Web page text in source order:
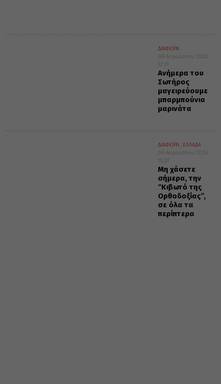
ΔΙΑΦΟΡΑ
06 Αυγούστου 2026
12:31
Ανήμερα του
Σωτήρος
μαγειρεύουμε
μπαρμπούνια
μαρινάτα
ΔΙΑΦΟΡΑ
ΕΛΛΑΔΑ
06 Αυγούστου 2026
10:27
Μη χάσετε
σήμερα, την
“Κιβωτό της
Ορθοδοξίας”,
σε όλα τα
περίπτερα